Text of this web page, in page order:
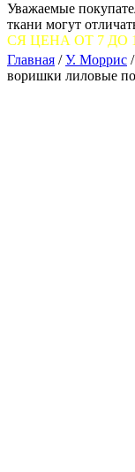
Уважаемые
ткани могут
ДО 12 %
Главная /У. Моррис /
воришки лиловые